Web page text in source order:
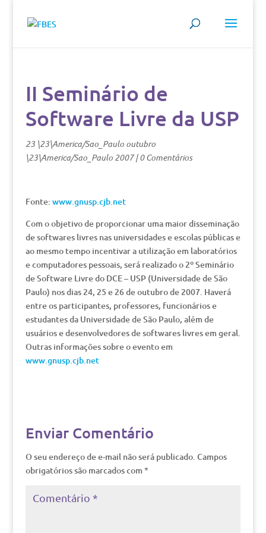
II Seminário de
Software Livre da USP
23 \23\America/Sao_Paulo outubro
\23\America/Sao_Paulo 2007|0 Comentários
Fonte: www.gnusp.cjb.net
Com o objetivo de proporcionar uma maior disseminação
de softwares livres nas universidades e escolas públicas e
ao mesmo tempo incentivar a utilização em laboratórios
e computadores pessoais, será realizado o 2º Seminário
de Software Livre do DCE – USP (Universidade de São
Paulo) nos dias 24, 25 e 26 de outubro de 2007. Haverá
entre os participantes, professores, funcionários e
estudantes da Universidade de São Paulo, além de
usuários e desenvolvedores de softwares livres em geral.
Outras informações sobre o evento em
www.gnusp.cjb.net
Enviar Comentário
O seu endereço de e-mail não será publicado. Campos
obrigatórios são marcados com *